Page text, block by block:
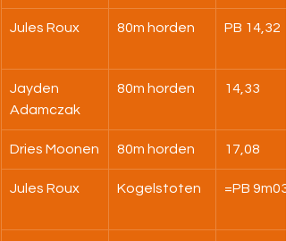
Jules Roux 80m horden PB 14,32
Jayden
Adamczak
80m horden 14,33
Dries Moonen 80m horden 17,08
Jules Roux Kogelstoten =PB 9m03